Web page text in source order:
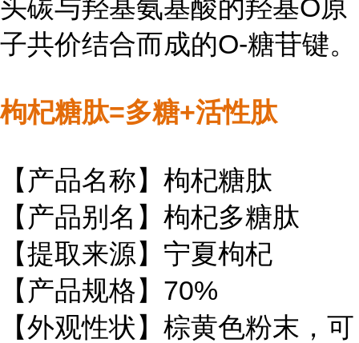
头碳与羟基氨基酸的羟基O原
子共价结合而成的O-糖苷键。
枸杞糖肽=多糖+活性肽
【产品名称】枸杞糖肽
【产品别名】枸杞多糖肽
【提取来源】宁夏枸杞
【产品规格】70%
【外观性状】棕黄色粉末，可